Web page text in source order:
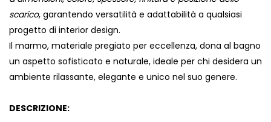
scarico, garantendo versatilità e adattabilità a qualsiasi
progetto di interior design.
Il marmo, materiale pregiato per eccellenza, dona al bagno
un aspetto sofisticato e naturale, ideale per chi desidera un
ambiente rilassante, elegante e unico nel suo genere.
DESCRIZIONE: